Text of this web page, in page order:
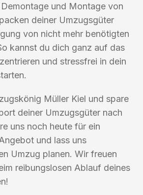
und Montage von
deiner Umzugsgüter
von nicht mehr benötigten
kannst du dich ganz auf das
und stressfrei in dein
Müller Kiel und spare
deiner Umzugsgüter nach
uns noch heute für ein
und lass uns
Umzug planen. Wir freuen
reibungslosen Ablauf deines